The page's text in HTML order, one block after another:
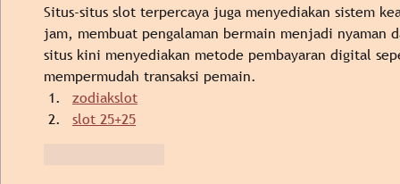
Situs-situs slot terpercaya juga menyediakan sistem
jam, membuat pengalaman bermain menjadi nyaman
situs kini menyediakan metode pembayaran digital
mempermudah transaksi pemain.
zodiakslot
slot 25+25